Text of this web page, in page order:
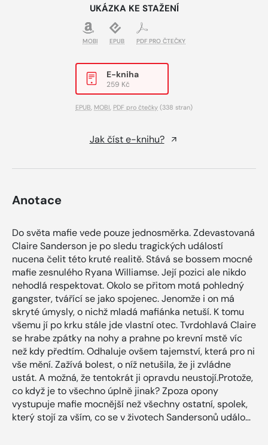
UKÁZKA KE STAŽENÍ
MOBI EPUB PDF PRO ČTEČKY
E-kniha
259 Kč
EPUB MOBI PDF pro čtečky (338 stran)
Jak číst e-knihu?
Anotace
Do světa mafie vede pouze jednosměrka. Zdevastovaná
Claire Sanderson je po sledu tragických událostí
nucena čelit této kruté realitě. Stává se bossem mocné
mafie zesnulého Ryana Williamse. Její pozici ale nikdo
nehodlá respektovat. Okolo se přitom motá pohledný
gangster, tvářící se jako spojenec. Jenomže i on má
skryté úmysly, o nichž mladá mafiánka netuší. K tomu
všemu jí po krku stále jde vlastní otec. Tvrdohlavá Claire
se hrabe zpátky na nohy a prahne po krevní mstě víc
než kdy předtím. Odhaluje ovšem tajemství, která pro ni
vše mění. Zažívá bolest, o níž netušila, že ji zvládne
ustát. A možná, že tentokrát ji opravdu neustojí.Protože,
co když je to všechno úplně jinak? Zpoza opony
vystupuje mafie mocnější než všechny ostatní, spolek,
který stojí za vším, co se v životech Sandersonů událo…